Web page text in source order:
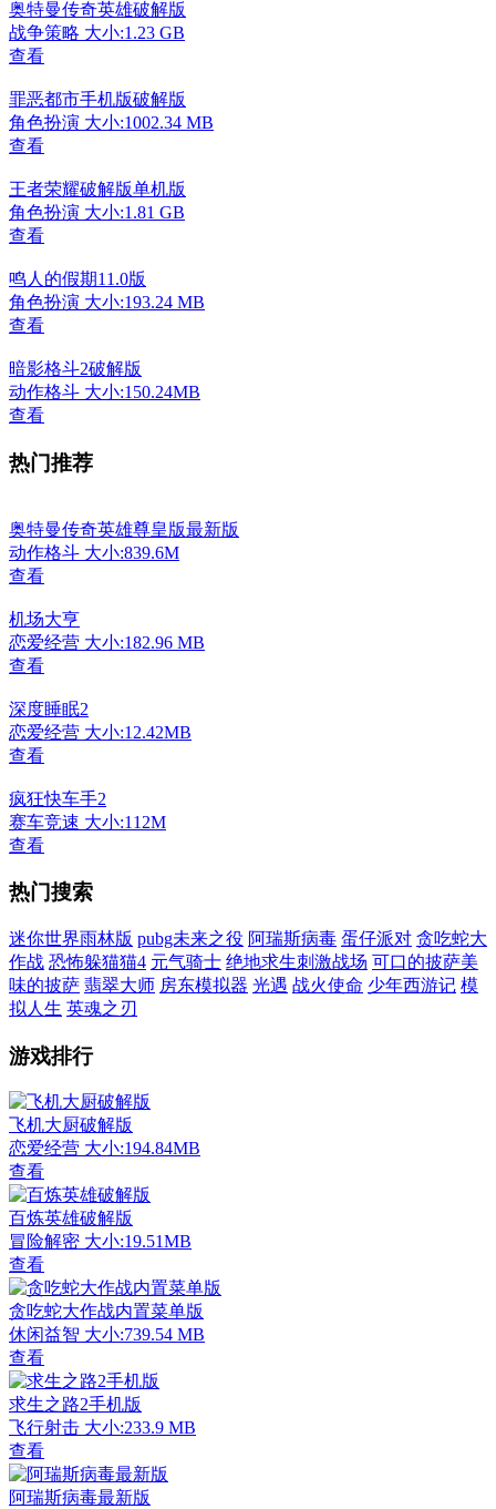
奥特曼传奇英雄破解版
战争策略 大小:1.23 GB
查看
罪恶都市手机版破解版
角色扮演 大小:1002.34 MB
查看
王者荣耀破解版单机版
角色扮演 大小:1.81 GB
查看
鸣人的假期11.0版
角色扮演 大小:193.24 MB
查看
暗影格斗2破解版
动作格斗 大小:150.24MB
查看
热门推荐
奥特曼传奇英雄尊皇版最新版
动作格斗 大小:839.6M
查看
机场大亨
恋爱经营 大小:182.96 MB
查看
深度睡眠2
恋爱经营 大小:12.42MB
查看
疯狂快车手2
赛车竞速 大小:112M
查看
热门搜索
迷你世界雨林版 pubg未来之役 阿瑞斯病毒 蛋仔派对 贪吃蛇大
作战 恐怖躲猫猫4 元气骑士 绝地求生刺激战场 可口的披萨美
味的披萨 翡翠大师 房东模拟器 光遇 战火使命 少年西游记 模
拟人生 英魂之刃
游戏排行
飞机大厨破解版
恋爱经营 大小:194.84MB
查看
百炼英雄破解版
冒险解密 大小:19.51MB
查看
贪吃蛇大作战内置菜单版
休闲益智 大小:739.54 MB
查看
求生之路2手机版
飞行射击 大小:233.9 MB
查看
阿瑞斯病毒最新版